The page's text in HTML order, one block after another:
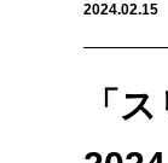
2024.02.15
「